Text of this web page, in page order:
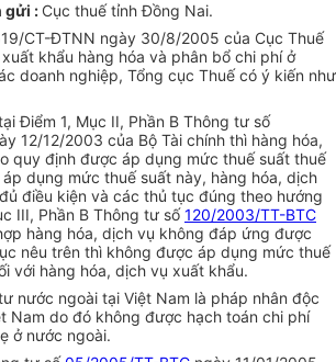
gửi : Cục thuế tỉnh Đồng Nai.
CT-ĐTNN ngày 30/8/2005 của Cục Thuế
khẩu hàng hóa và phân bổ chi phí ở
doanh nghiệp, Tổng cục Thuế có ý kiến như
Điểm 1, Mục II, Phần B Thông tư số
12/12/2003 của Bộ Tài chính thì hàng hóa,
quy định được áp dụng mức thuế suất thuế
dụng mức thuế suất này, hàng hóa, dịch
điều kiện và các thủ tục đúng theo hướng
III, Phần B Thông tư số120/2003/TT-BTC
hàng hóa, dịch vụ không đáp ứng được
nêu trên thì không được áp dụng mức thuế
với hàng hóa, dịch vụ xuất khẩu.
nước ngoài tại Việt Nam là pháp nhân độc
Nam do đó không được hạch toán chi phí
ở nước ngoài.